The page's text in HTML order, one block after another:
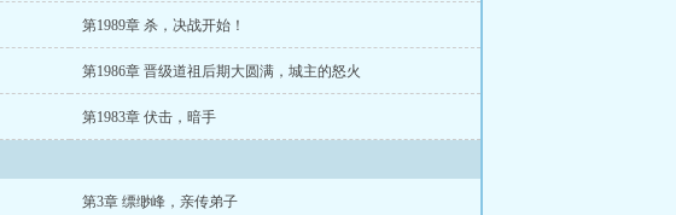
第1989章 杀，决战开始！
第1986章 晋级道祖后期大圆满，城主的怒火
第1983章 伏击，暗手
第3章 缥缈峰，亲传弟子